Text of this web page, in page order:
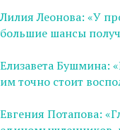
Лилия Леонова: «У
большие шансы
Елизавета Бушмина:
им точно стоит
Евгения Потапова: